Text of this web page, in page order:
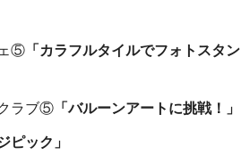
⑤ 「カラフルタイルでフォトスタン
ラブ⑤ 「バルーンアートに挑戦！」
ピック」